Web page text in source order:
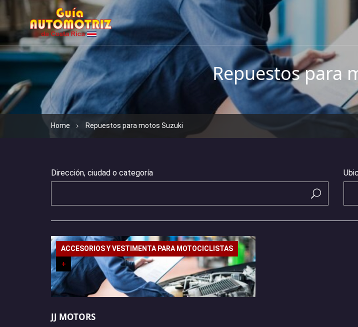
Repuestos para
Home Repuestos para motos Suzuki
Dirección, ciudad o categoría
ACCESORIOS Y VESTIMENTA PARA MOTOCICLISTAS
+
JJ MOTORS